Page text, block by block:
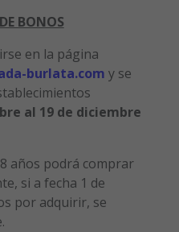
BONOS
en la página
burlata.com y se
al 19 de diciembre
años podrá comprar
si a fecha 1 de
por adquirir, se